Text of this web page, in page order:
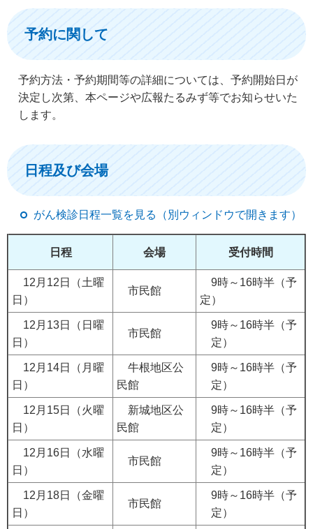
予約に関して
予約方法・予約期間等の詳細については、予約開始日が
決定し次第、本ページや広報たるみず等でお知らせいた
します。
日程及び会場
がん検診日程一覧を見る（別ウィンドウで開きます）
日程 会場 受付時間
12月12日（土曜
日）
市民館
9時～16時半（予
定）
12月13日（日曜
日）
市民館
9時～16時半（予
定）
12月14日（月曜
日）
牛根地区公
民館
9時～16時半（予
定）
12月15日（火曜
日）
新城地区公
民館
9時～16時半（予
定）
12月16日（水曜
日）
市民館
9時～16時半（予
定）
12月18日（金曜
日）
市民館
9時～16時半（予
定）